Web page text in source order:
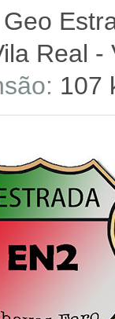
Geo
Real -
107